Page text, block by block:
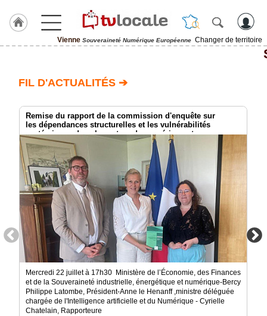
Vienne Souveraineté Numérique Européenne Changer de territoire
Vienne
TvLocale
France
Accueil
RUBRIQUES
Agenda
Gazette
Médias
groupe
FIL D'ACTUALITÉS ➔
Remise du rapport de la commission d'enquête sur
les dépendances structurelles et les vulnérabilités
systémiques dans le secteur du numérique et
les risques pour l’indépendance de la France
Mercredi 22 juillet à 17h30 Ministère de l’Économie, des Finances
et de la Souveraineté industrielle, énergétique et numérique-Bercy
Philippe Latombe, Président-Anne le Henanff ,ministre déléguée
chargée de l'Intelligence artificielle et du Numérique - Cyrielle
Chatelain, Rapporteure